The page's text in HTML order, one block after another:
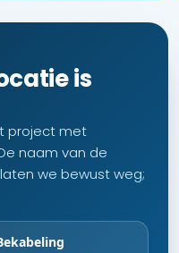
is
project met
naam van de
we bewust weg;